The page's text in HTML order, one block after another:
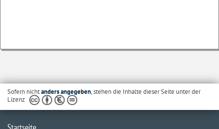
Sofern nichtanders angegeben, stehen die Inhalte dieser Seite unter der
Lizenz